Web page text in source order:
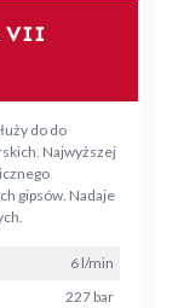
VII
do do
Najwyższej
gipsów. Nadaje
6 l/min
227 bar